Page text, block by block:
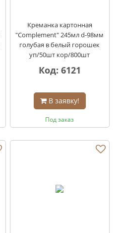
Креманка картонная
"Complement" 245мл d-98мм
голубая в белый горошек
уп/50шт кор/800шт
Код: 6121
В заявку!
Под заказ